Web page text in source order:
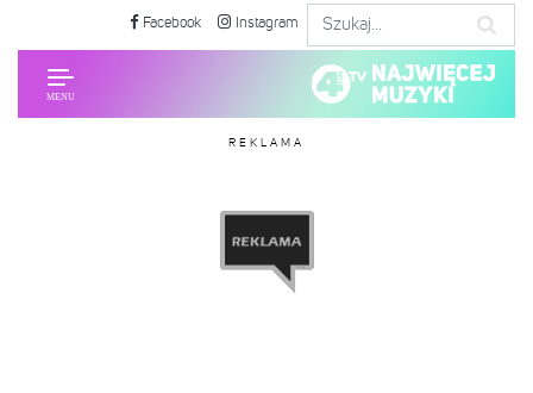
Facebook Instagram
REKLAMA